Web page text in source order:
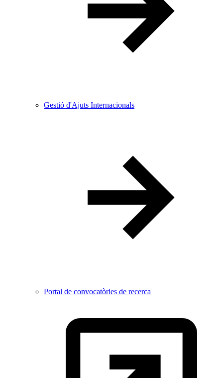
Gestió d'Ajuts Internacionals
Portal de convocatòries de recerca